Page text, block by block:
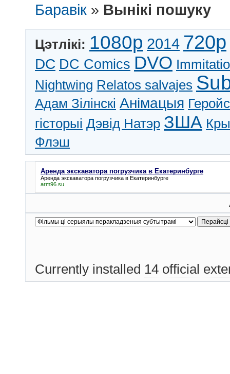
Баравік » Вынікі пошуку
Цэтлікі: 1080p 2014 720p
DC DC Comics DVO
Nightwing Relatos salvajes
Адам Зілінскі Анімацыя
гісторыі Дэвід Натэр ЗША
Флэш
Аренда экскаватора погрузчика в Екатеринбурге
Аренда экскаватора погрузчика в Екатеринбурге
arm96.su
Currently installed 14 official